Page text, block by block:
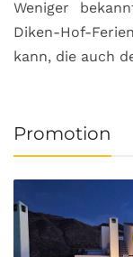
Weniger
Diken-Hof-
kann, die auch
Promotion